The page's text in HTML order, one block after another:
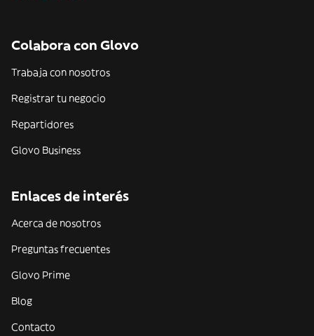
Colabora con Glovo
Trabaja con nosotros
Registrar tu negocio
Repartidores
Glovo Business
Enlaces de interés
Acerca de nosotros
Preguntas frecuentes
Glovo Prime
Blog
Contacto